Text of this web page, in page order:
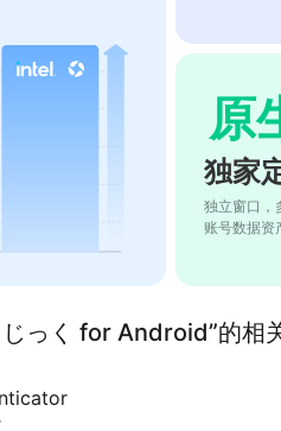
原
独家
独立窗口，
账号数据资
じっく for Android”的相